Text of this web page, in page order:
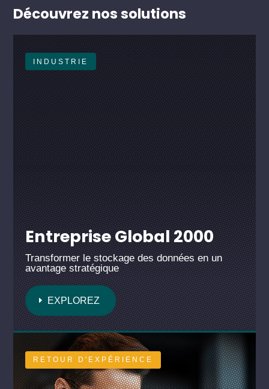
Découvrez nos solutions
INDUSTRIE
Entreprise Global 2000
Transformer le stockage des données en un
avantage stratégique
EXPLOREZ
RETOUR D'EXPÉRIENCE